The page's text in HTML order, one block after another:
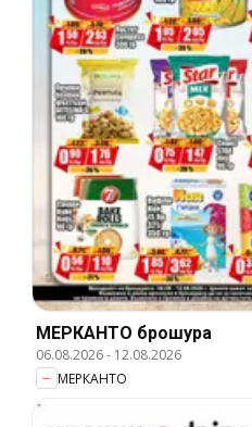
МЕРКАНТО брошура
06.08.2026- 12.08.2026
МЕРКАНТО